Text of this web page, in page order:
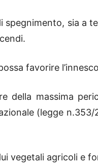
sia a
favorire
della massima
(legge
vegetali agricoli e